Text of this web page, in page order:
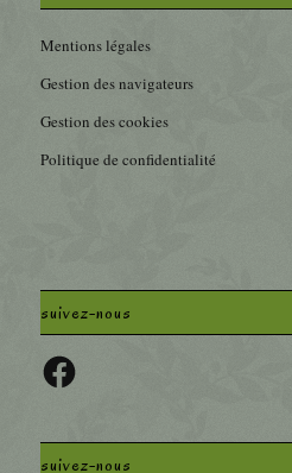
Mentions légales
Gestion des navigateurs
Gestion des cookies
Politique de confidentialité
suivez-nous
Facebook
suivez-nous